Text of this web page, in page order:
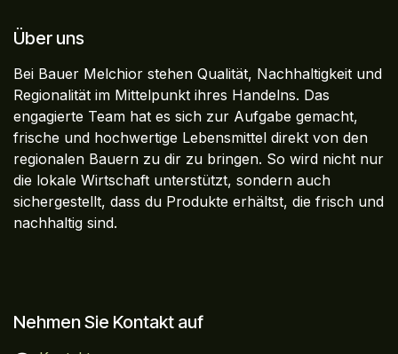
Über uns
Bei Bauer Melchior stehen Qualität, Nachhaltigkeit und
Regionalität im Mittelpunkt ihres Handelns. Das
engagierte Team hat es sich zur Aufgabe gemacht,
frische und hochwertige Lebensmittel direkt von den
regionalen Bauern zu dir zu bringen. So wird nicht nur
die lokale Wirtschaft unterstützt, sondern auch
sichergestellt, dass du Produkte erhältst, die frisch und
nachhaltig sind.
Nehmen Sie Kontakt auf